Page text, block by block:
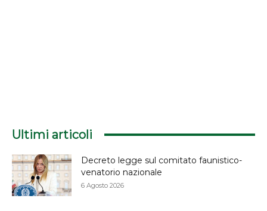
Ultimi articoli
Decreto legge sul comitato faunistico-
venatorio nazionale
6 Agosto 2026